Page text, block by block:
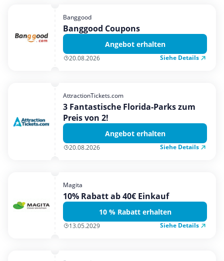
Banggood
Banggood Coupons
Angebot erhalten
20.08.2026 Siehe Details
AttractionTickets.com
3 Fantastische Florida-Parks zum
Preis von 2!
Angebot erhalten
20.08.2026 Siehe Details
Magita
10% Rabatt ab 40€ Einkauf
10 % Rabatt erhalten
13.05.2029 Siehe Details